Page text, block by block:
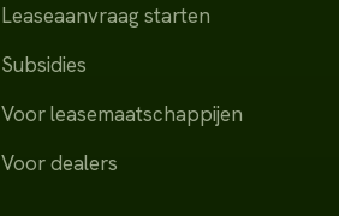
Leaseaanvraag starten
Subsidies
Voor leasemaatschappijen
Voor dealers